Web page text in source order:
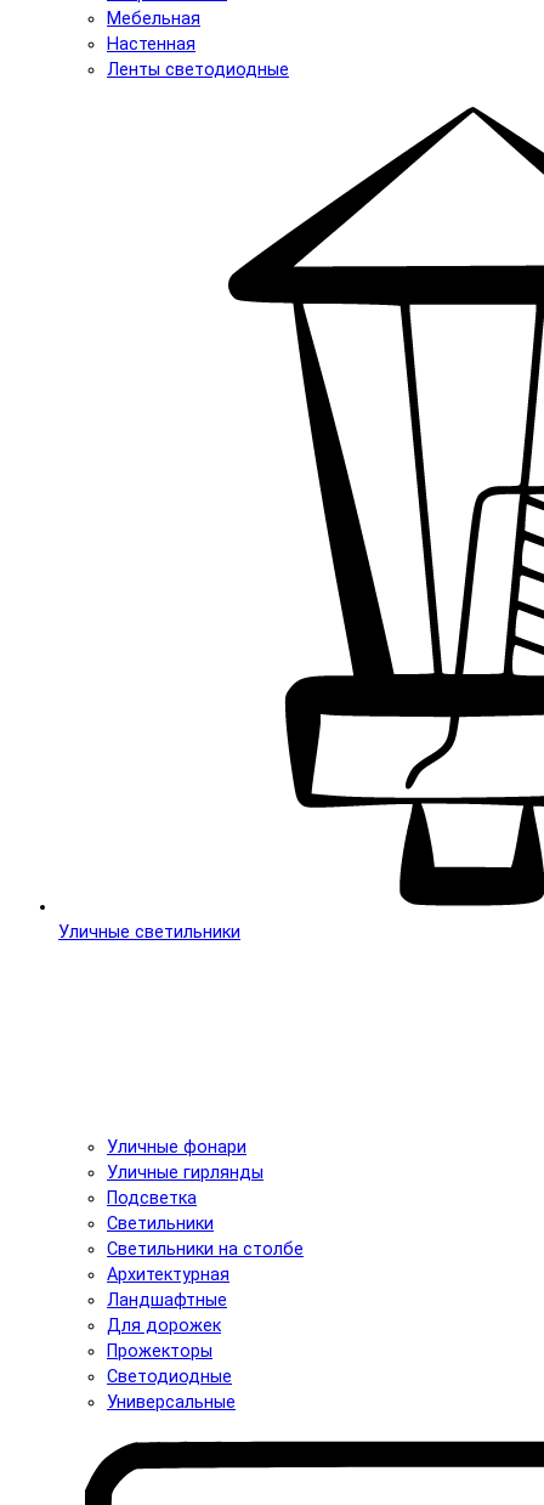
Мебельная
Настенная
Ленты светодиодные
Уличные светильники
Уличные фонари
Уличные гирлянды
Подсветка
Светильники
Светильники на столбе
Архитектурная
Ландшафтные
Для дорожек
Прожекторы
Светодиодные
Универсальные